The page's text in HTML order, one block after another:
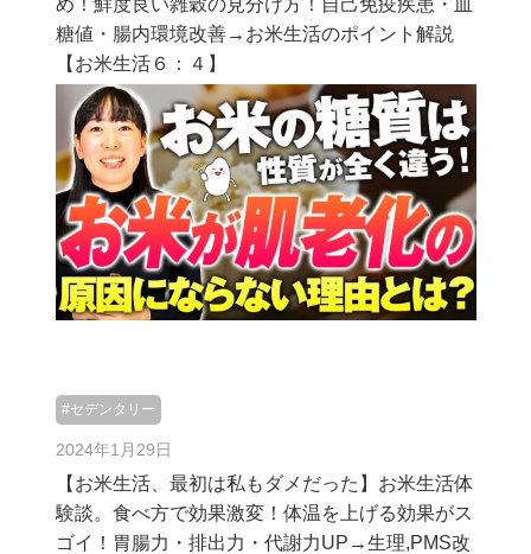
め！鮮度良い雑穀の見分け方！自己免疫疾患・血
糖値・腸内環境改善→お米生活のポイント解説
【お米生活６：４】
#セデンタリー
2024年1月29日
【お米生活、最初は私もダメだった】お米生活体
験談。食べ方で効果激変！体温を上げる効果がス
ゴイ！胃腸力・排出力・代謝力UP→生理,PMS改